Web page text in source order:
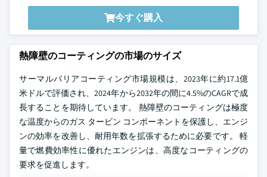
今すぐ購入
熱障壁のコーティングの市場のサイズ
サーマルバリアコーティング市場規模は、2023年に約17.1億
米ドルで評価され、2024年から2032年の間に4.5%のCAGRで成
長することを期待しています。 熱障壁のコーティングは極度
な温度からのガス タービン コンポーネントを保護し、エンジ
ンの効率を改善し、耐用年数を拡張するために必要です。 軽
量で燃費効率性に優れたエンジンは、高度なコーティングの
要求を促進します。